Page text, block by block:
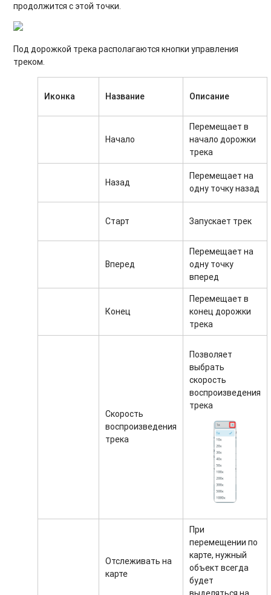
продолжится с этой точки.
Под дорожкой трека располагаются кнопки управления
треком.
Иконка Название Описание
Начало
Перемещает в
начало дорожки
трека
Назад
Перемещает на
одну точку назад
Старт Запускает трек
Вперед
Перемещает на
одну точку
вперед
Конец
Перемещает в
конец дорожки
трека
Скорость
воспроизведения
трека
Позволяет
выбрать
скорость
воспроизведения
трека
Отслеживать на
карте
При
перемещении по
карте, нужный
объект всегда
будет